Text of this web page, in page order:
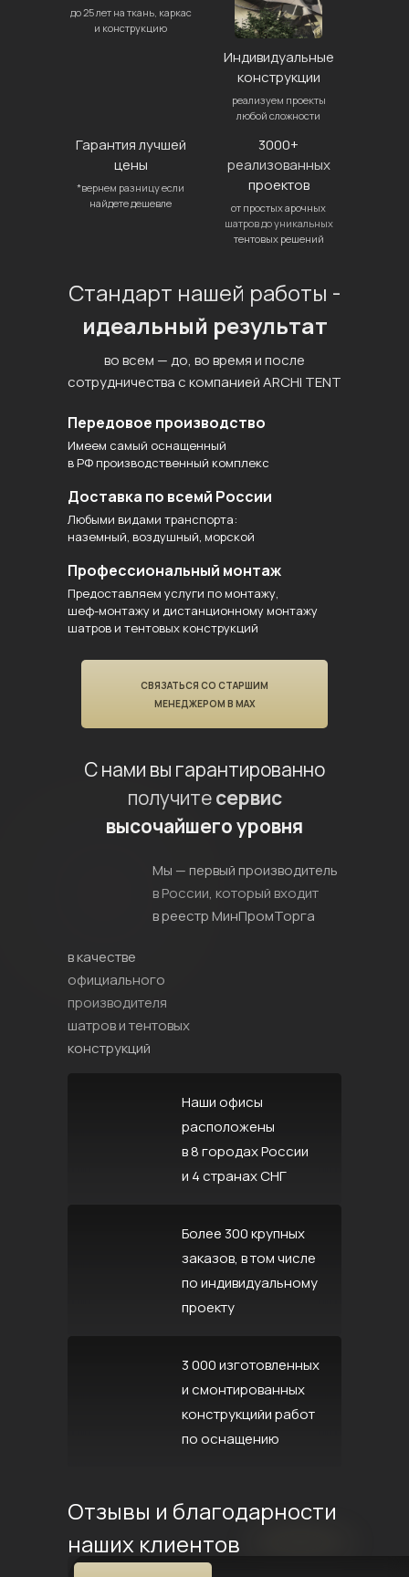
до 25 лет на ткань, каркас
и конструкцию
Индивидуальные
конструкции
реализуем проекты
любой сложности
Гарантия лучшей
цены
*вернем разницу если
найдете дешевле
3000+
реализованных
проектов
от простых арочных
шатров до уникальных
тентовых решений
Стандарт нашей работы -
идеальный результат
во всем — до, во время и после
сотрудничества с компанией ARCHI TENT
Передовое производство
Имеем самый оснащенный
в РФ производственный комплекс
Доставка по всемй России
Любыми видами транспорта:
наземный, воздушный, морской
Профессиональный монтаж
Предоставляем услуги по монтажу,
шеф-монтажу и дистанционному монтажу
шатров и тентовых конструкций
СВЯЗАТЬСЯ СО СТАРШИМ
МЕНЕДЖЕРОМ В MAX
С нами вы гарантированно
получитесервис
высочайшего уровня
Мы — первый производитель
в России, который входит
в реестр МинПромТорга
в качестве
официального
производителя
шатров и тентовых
конструкций
Наши офисы
расположены
в 8 городах России
и 4 странах СНГ
Более 300 крупных
заказов, в том числе
по индивидуальному
проекту
3 000 изготовленных
и смонтированных
конструкцийи работ
по оснащению
Отзывы и благодарности
наших клиентов